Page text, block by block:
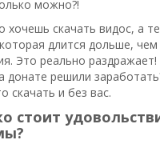
можно?!
хочешь скачать видос, а
длится дольше,
Это реально
донате решили
скачать и без вас.
стоит